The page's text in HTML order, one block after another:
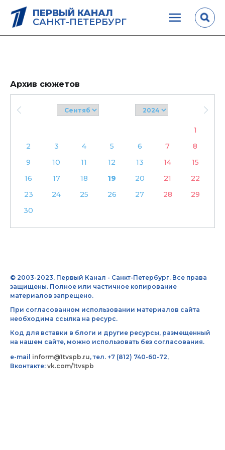
ПЕРВЫЙ КАНАЛ
САНКТ-ПЕТЕРБУРГ
Архив сюжетов
1
2
3 4 5 6 7
8
9
10 11 12 13 14
15
16
17 18 19 20 21
22
23
24 25 26 27 28
29
30
© 2003-2023, Первый Канал - Санкт-Петербург. Все права
защищены. Полное или частичное копирование
материалов запрещено.
При согласованном использовании материалов сайта
необходима ссылка на ресурс.
Код для вставки в блоги и другие ресурсы, размещенный
на нашем сайте, можно использовать без согласования.
e-mail inform@1tvspb.ru, тел. +7 (812) 740-60-72,
Вконтакте: vk.com/1tvspb